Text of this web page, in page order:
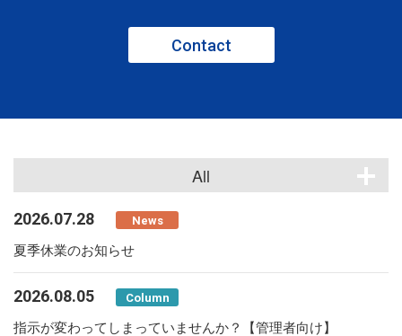
Contact
All
2026.07.28 News
夏季休業のお知らせ
2026.08.05 Column
指示が変わってしまっていませんか？【管理者向け】